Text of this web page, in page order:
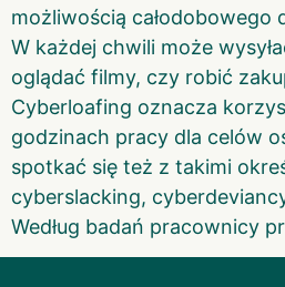
możliwością całodobowego
W każdej chwili może
oglądać filmy, czy robić
Cyberloafing oznacza
godzinach pracy dla celów
spotkać się też z takimi
cyberslacking,
Według badań pracownicy